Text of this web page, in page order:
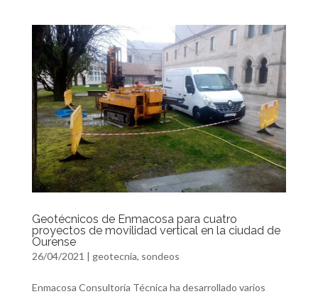
Geotécnicos de Enmacosa para cuatro
proyectos de movilidad vertical en la ciudad de
Ourense
26/04/2021 | geotecnia, sondeos
Enmacosa Consultoría Técnica ha desarrollado varios